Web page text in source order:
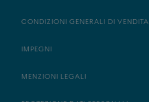
CONDIZIONI GENERALI DI VENDITA
IMPEGNI
MENZIONI LEGALI